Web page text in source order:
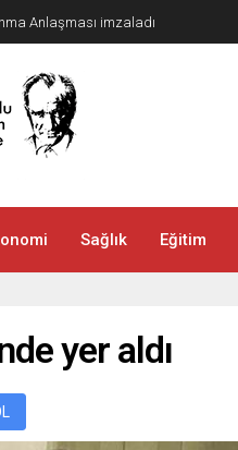
Anlaşması imzaladı
Sağlık Eğitim
yer aldı